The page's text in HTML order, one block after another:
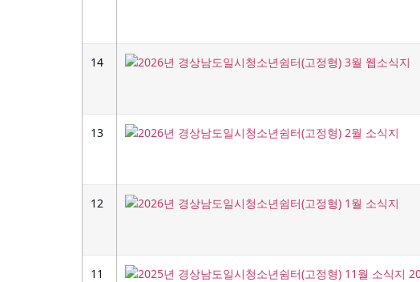
14
13
12
11